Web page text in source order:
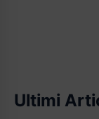
Ultimi